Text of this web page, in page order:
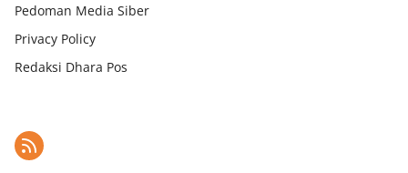
Pedoman Media Siber
Privacy Policy
Redaksi Dhara Pos